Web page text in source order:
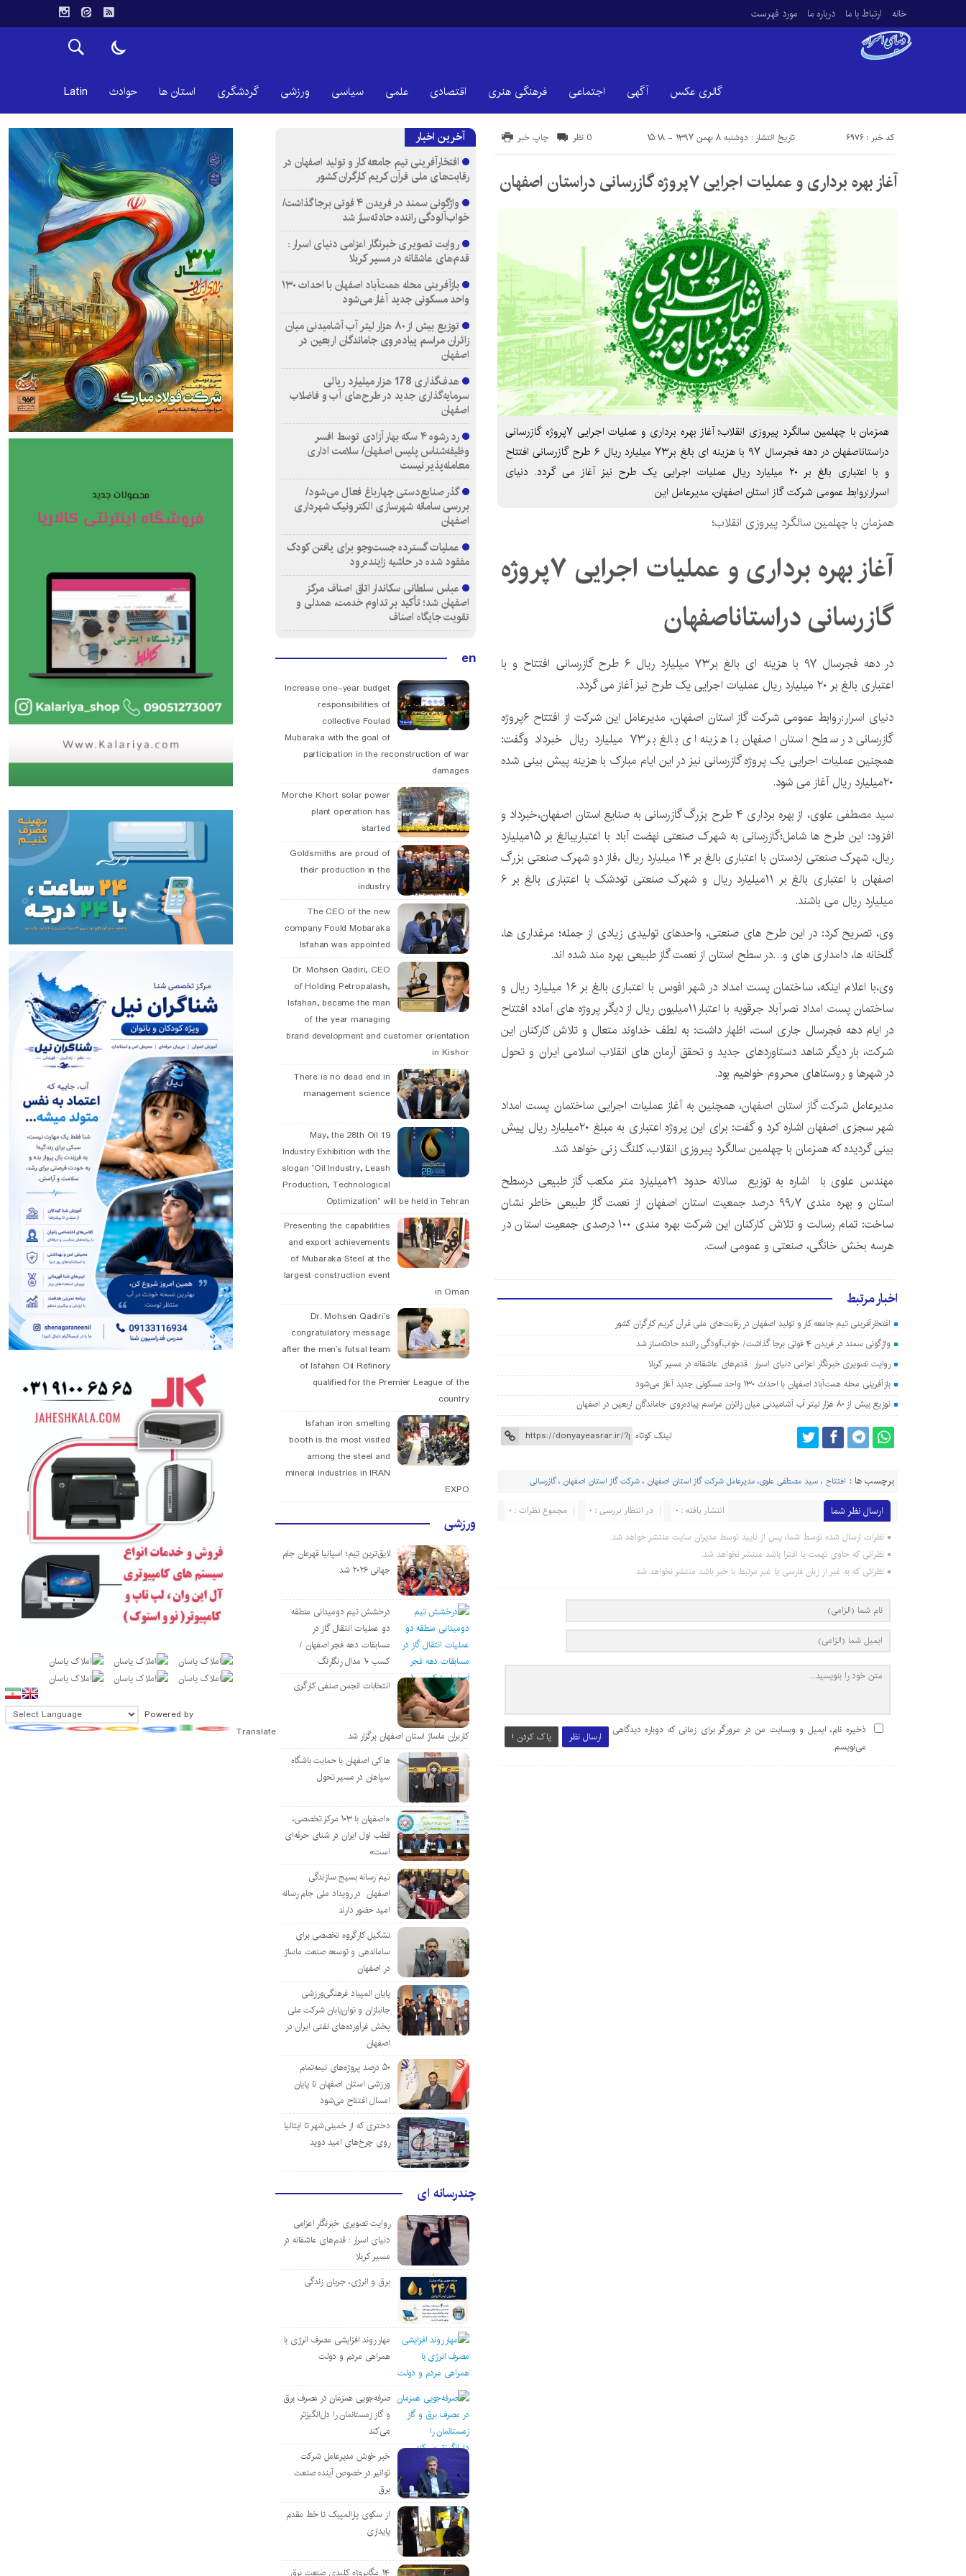
خانه ارتباط با ما درباره ما مورد فهرست
گالری عکس آگهی اجتماعی فرهنگی هنری اقتصادی علمی سیاسی ورزشی گردشگری استان ها حوادث Latin
تاریخ انتشار : دوشنبه ۸ بهمن ۱۳۹۷ - ۱۵:۱۸ کد خبر : 6976 چاپ خبر 0 نظر
آغاز بهره برداری و عملیات اجرایی ۷پروژه گازرسانی دراستان اصفهان
همزمان با چهلمین سالگرد پیروزی انقلاب؛ آغاز بهره برداری و عملیات اجرایی ۷پروژه گازرسانی
دراستاناصفهان در دهه فجرسال ۹۷ با هزینه ای بالغ بر۷۳ میلیارد ریال ۶ طرح گازرسانی افتتاح
و با اعتباری بالغ بر ۲۰ میلیارد ریال عملیات اجرایی یک طرح نیز آغاز می گردد. دنیای
اسرار:روابط عمومی شرکت گاز استان اصفهان، مدیرعامل این
همزمان با چهلمین سالگرد پیروزی انقلاب؛
آغاز بهره برداری و عملیات اجرایی ۷پروژه
گازرسانی دراستاناصفهان
در دهه فجرسال ۹۷ با هزینه ای بالغ بر۷۳ میلیارد ریال ۶ طرح گازرسانی افتتاح و با
اعتباری بالغ بر ۲۰ میلیارد ریال عملیات اجرایی یک طرح نیز آغاز می گردد.
دنیای اسرار:
روابط عمومی شرکت گاز استان اصفهان، مدیرعامل این شرکت از افتتاح ۶پروژه
گازرسانی در سطح استان اصفهان با هزینه ای بالغ بر۷۳ میلیارد ریال خبرداد وگفت:
همچنین عملیات اجرایی یک پروژه گازرسانی نیز در این ایام مبارک با هزینه پیش بینی شده
۲۰میلیارد ریال آغاز می شود.
سید مصطفی علوی،
از بهره برداری ۴ طرح بزرگ گازرسانی به صنایع استان اصفهان،خبرداد و
افزود: این طرح ها شامل؛گازرسانی به شهرک صنعتی نهضت آباد با اعتباریبالغ بر ۱۵میلیارد
ریال، شهرک صنعتی اردستان با اعتباری بالغ بر ۱۴ میلیارد ریال ،فاز دو شهرک صنعتی بزرگ
اصفهان با اعتباری بالغ بر ۱۱میلیارد ریال و شهرک صنعتی تودشک با اعتباری بالغ بر ۶
میلیارد ریال می باشند.
وی، تصریح کرد: در این طرح های صنعتی، واحدهای تولیدی زیادی از جمله؛ مرغداری ها،
گلخانه ها، دامداری های و…در سطح استان از نعمت گاز طبیعی بهره مند شده اند.
وی،با اعلام اینکه، ساختمان پست امداد در شهر افوس با اعتباری بالغ بر ۱۶ میلیارد ریال و
ساختمان پست امداد نصرآباد جرقویه با اعتبار۱۱میلیون ریال از دیگر پروژه های آماده افتتاح
در ایام دهه فجرسال جاری است، اظهار داشت: به لطف خداوند متعال و تلاش کارکنان این
شرکت، بار دیگر شاهد دستاوردهای جدید و تحقق آرمان های انقلاب اسلامی ایران و تحول
در شهرها و روستاهای محروم خواهیم بود.
مدیرعاملشرکت گاز استان اصفهان، همچنین به آغاز عملیات اجرایی ساختمان پست امداد
شهر سجزی اصفهان اشاره کرد و گفت: برای این پروژه اعتباری به مبلغ ۲۰میلیارد ریال پیش
بینی گردیده که همزمان با چهلمین سالگرد پیروزی انقلاب، کلنگ زنی خواهد شد.
مهندس علوی با اشاره به توزیع سالانه حدود ۲۱میلیارد متر مکعب گاز طبیعی درسطح
استان و بهره مندی ۹۹٫۷ درصد جمعیت استان اصفهان از نعمت گاز طبیعی خاطر نشان
ساخت: تمام رسالت و تلاش کارکنان این شرکت بهره مندی ۱۰۰ درصدی جمعیت استان در
هرسه بخش خانگی، صنعتی و عمومی است.
اخبار مرتبط
افتخارآفرینی تیم جامعه کار و تولید اصفهان در رقابت‌های ملی قرآن کریم کارگران کشور
واژگونی سمند در فریدن ۴ فوتی برجا گذاشت/ خواب‌آلودگی راننده حادثه‌ساز شد
روایت تصویری خبرنگار اعزامی دنیای اسرار : قدم‌های عاشقانه در مسیر کربلا
بازآفرینی محله همت‌آباد اصفهان با احداث ۱۳۰ واحد مسکونی جدید آغاز می‌شود
توزیع بیش از ۸۰ هزار لیتر آب آشامیدنی میان زائران مراسم پیاده‌روی جاماندگان اربعین در اصفهان
لینک کوتاه
برچسب ها : افتتاح ،سید مصطفی علوی، مدیرعامل شرکت گاز استان اصفهان ،شرکت گاز استان اصفهان ،گازرسانی
ارسال نظر شما مجموع نظرات : 0 در انتظار بررسی : 0 انتشار یافته : 0
نظرات ارسال شده توسط شما، پس از تایید توسط مدیران سایت منتشر خواهد شد.
نظراتی که حاوی تهمت یا افترا باشد منتشر نخواهد شد.
نظراتی که به غیر از زبان فارسی یا غیر مرتبط با خبر باشد منتشر نخواهد شد.
ارسال نظر پاک کردن !
ذخیره نام، ایمیل و وبسایت من در مرورگر برای زمانی که دوباره دیدگاهی
می‌نویسم.
آخرین اخبار
افتخارآفرینی تیم جامعه کار و تولید اصفهان در
رقابت‌های ملی قرآن کریم کارگران کشور
واژگونی سمند در فریدن ۴ فوتی برجا گذاشت/
خواب‌آلودگی راننده حادثه‌ساز شد
روایت تصویری خبرنگار اعزامی دنیای اسرار :
قدم‌های عاشقانه در مسیر کربلا
بازآفرینی محله همت‌آباد اصفهان با احداث ۱۳۰
واحد مسکونی جدید آغاز می‌شود
توزیع بیش از ۸۰ هزار لیتر آب آشامیدنی میان
زائران مراسم پیاده‌روی جاماندگان اربعین در
اصفهان
هدف‌گذاری 178 هزار میلیارد ریالی
سرمایه‌گذاری جدید در طرح‌های آب و فاضلاب
اصفهان
رد رشوه ۴ سکه بهار آزادی توسط افسر
وظیفه‌شناس پلیس اصفهان/ سلامت اداری
معامله‌پذیر نیست
گذر صنایع‌دستی چهارباغ فعال می‌شود/
بررسی سامانه شهرسازی الکترونیک شهرداری
اصفهان
عملیات گسترده جست‌وجو برای یافتن کودک
مفقود شده در حاشیه زاینده‌رود
عباس سلطانی سکاندار اتاق اصناف مرکز
اصفهان شد؛ تأکید بر تداوم خدمت، همدلی و
تقویت جایگاه اصناف
en
Increase one-year budget
responsibilities of
collective Foulad
Mubaraka with the goal of
participation in the reconstruction of war
damages
Morche Khort solar power
plant operation has
started
Goldsmiths are proud of
their production in the
industry
The CEO of the new
company Fould Mobaraka
Isfahan was appointed
Dr. Mohsen Qadiri, CEO
of Holding Petropalash,
Isfahan, became the man
of the year managing
brand development and customer orientation
in Kishor
There is no dead end in
management science
19 May, the 28th Oil
Industry Exhibition with the
slogan “Oil Industry, Leash
Production, Technological
Optimization” will be held in Tehran
Presenting the capabilities
and export achievements
of Mubaraka Steel at the
largest construction event
in Oman
Dr. Mohsen Qadiri’s
congratulatory message
after the men’s futsal team
of Isfahan Oil Refinery
qualified for the Premier League of the
country
Isfahan iron smelting
booth is the most visited
among the steel and
mineral industries in IRAN
EXPO
ورزشی
لایق‌ترین تیم؛ اسپانیا قهرمان جام
جهانی ۲۰۲۶ شد
درخشش تیم دومیدانی منطقه
دو عملیات انتقال گاز در
مسابقات دهه فجر اصفهان /
کسب ۱۰ مدال رنگارنگ
انتخابات انجمن صنفی کارگری
کاربران ماساژ استان اصفهان برگزار شد
هاکی اصفهان با حمایت باشگاه
سپاهان در مسیر تحول
«اصفهان با ۱۰۳ مرکز تخصصی،
قطب اول ایران در شنای حرفه‌ای
است»
تیم رسانه بسیج سازندگی
اصفهان در رویداد ملی جام رسانه
امید حضور دارند
تشکیل کارگروه تخصصی برای
ساماندهی و توسعه صنعت ماساژ
در اصفهان
پایان المپیاد فرهنگی‌ورزشی
جانبازان و توان‌یابان شرکت ملی
پخش فرآورده‌های نفتی ایران در
اصفهان
۵۰ درصد پروژه‌های نیمه‌تمام
ورزشی استان اصفهان تا پایان
امسال افتتاح می‌شود
دختری که از خمینی‌شهر تا ایتالیا
روی چرخ‌های امید دوید
چندرسانه ای
روایت تصویری خبرنگار اعزامی
دنیای اسرار : قدم‌های عاشقانه در
مسیر کربلا
برق و انرژی، جریان زندگی
مهار روند افزایشی مصرف انرژی با
همراهی مردم و دولت
صرفه‌جویی همزمان در مصرف برق
و گاز زمستانمان را دل‌انگیزتر
می‌کند
خبر خوش مدیرعامل شرکت
توانیر در خصوص آینده صنعت
برق
از سکوی پارالمپیک تا خط مقدم
پایداری
۱۴ مگاپروژه‌ کلیدی صنعت برق
Powered by
Translate